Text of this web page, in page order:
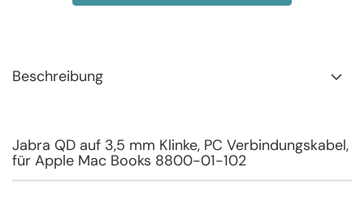
Beschreibung
Jabra QD auf 3,5 mm Klinke, PC Verbindungskabel,
für Apple Mac Books 8800-01-102